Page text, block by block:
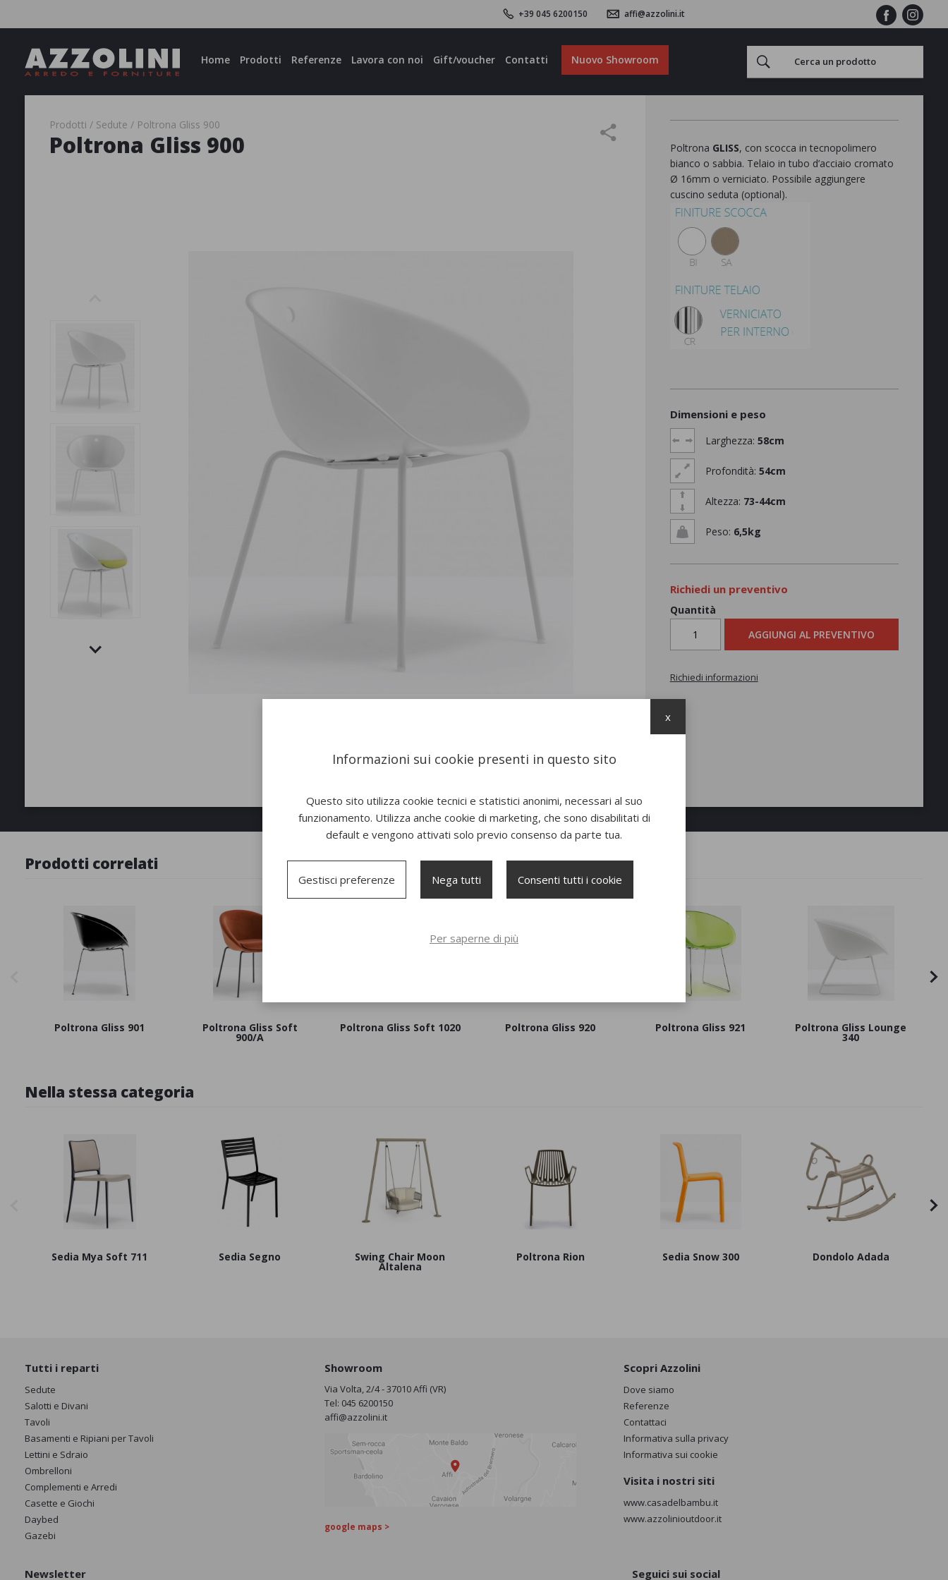
+39 045 6200150 affi@azzolini.it
Home Prodotti Referenze Lavora con noi Gift/voucher Contatti Nuovo Showroom
Prodotti Sedute Poltrona Gliss 900
Poltrona Gliss 900 Poltrona GLISS, con scocca in tecnopolimero
bianco o sabbia. Telaio in tubo d’acciaio cromato
Ø 16mm o verniciato. Possibile aggiungere
cuscino seduta (optional).
Dimensioni e peso
Larghezza: 58cm
Profondità: 54cm
Altezza: 73-44cm
Peso: 6,5kg
Richiedi un preventivo
Quantità
AGGIUNGI AL PREVENTIVO
Richiedi informazioni
Prodotti correlati
Poltrona Gliss 901 Poltrona Gliss Soft
900/A
Poltrona Gliss Soft 1020 Poltrona Gliss 920 Poltrona Gliss 921 Poltrona Gliss Lounge
340
Nella stessa categoria
Sedia Mya Soft 711 Sedia Segno Swing Chair Moon
Altalena
Poltrona Rion Sedia Snow 300 Dondolo Adada
Tutti i reparti
Sedute
Salotti e Divani
Tavoli
Basamenti e Ripiani per Tavoli
Lettini e Sdraio
Ombrelloni
Complementi e Arredi
Casette e Giochi
Daybed
Gazebi
Showroom
Via Volta, 2/4 - 37010 Affi (VR)
Tel: 045 6200150
affi@azzolini.it
google maps >
Scopri Azzolini
Dove siamo
Referenze
Contattaci
Informativa sulla privacy
Informativa sui cookie
Visita i nostri siti
www.casadelbambu.it
www.azzolinioutdoor.it
Newsletter Seguici sui social
Informazioni sui cookie presenti in questo sito
Questo sito utilizza cookie tecnici e statistici anonimi, necessari al suo
funzionamento. Utilizza anche cookie di marketing, che sono disabilitati di
default e vengono attivati solo previo consenso da parte tua.
Gestisci preferenze Nega tutti Consenti tutti i cookie
Per saperne di più
x